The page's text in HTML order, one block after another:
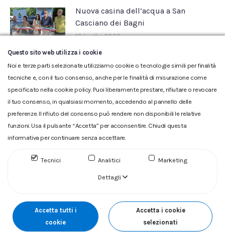
Nuova casina dell’acqua a San
Casciano dei Bagni
10 Luglio 2026
Glossario|Privacy|Cookie|Reclamo
fiscale 00304790538 (P.IVA) già iscritta al n.10.029 - Capitale
Questo sito web utilizza i cookie
Noi e terze parti selezionate utilizziamo cookie o tecnologie simili per finalità
tecniche e, con il tuo consenso, anche per le finalità di misurazione come
specificato nella cookie policy. Puoi liberamente prestare, rifiutare o revocare
il tuo consenso, in qualsiasi momento, accedendo al pannello delle
preferenze. Il rifiuto del consenso può rendere non disponibili le relative
funzioni. Usa il pulsante “Accetta” per acconsentire. Chiudi questa
informativa per continuare senza accettare.
Tecnici Analitici Marketing
Dettagli
Accetta tutti i
cookie
Accetta i cookie
selezionati